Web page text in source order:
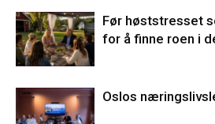
Før høststresset
for å finne roen i
Oslos